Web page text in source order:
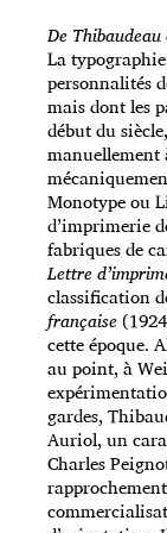
De
La
personnalités
mais dont les
début du
manuellement
Monotype ou
d’imprimerie
fabriques de
Lettre
classification
française
cette époque.
au point, à
gardes,
Auriol, un
Charles